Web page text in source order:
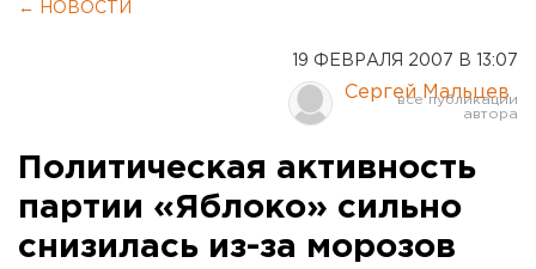
← НОВОСТИ
19 ФЕВРАЛЯ 2007 В 13:07
Сергей Мальцев
Политическая активность
партии «Яблоко» сильно
снизилась из-за морозов